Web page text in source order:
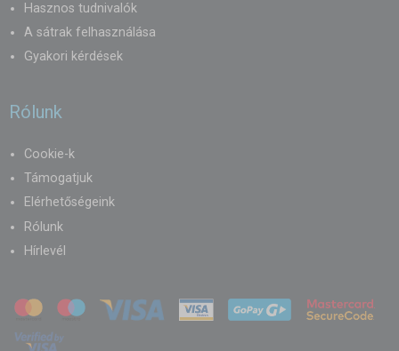
Hasznos tudnivalók
A sátrak felhasználása
Gyakori kérdések
Rólunk
Cookie-k
Támogatjuk
Elérhetőségeink
Rólunk
Hírlevél